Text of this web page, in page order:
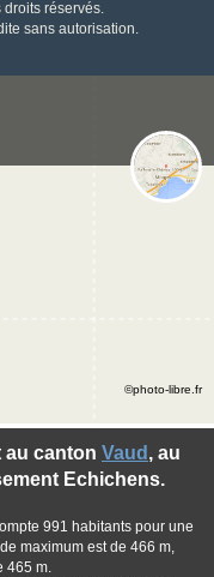
droits réservés.
sans autorisation.
au canton Vaud , au
Echichens.
991 habitants pour une
maximum est de 466 m,
465 m.
©photo-libre.fr